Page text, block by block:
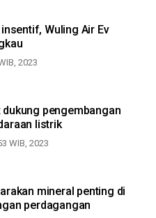
Wuling Air Ev
2023
dukung pengembangan
listrik
WIB, 2023
mineral penting di
perdagangan